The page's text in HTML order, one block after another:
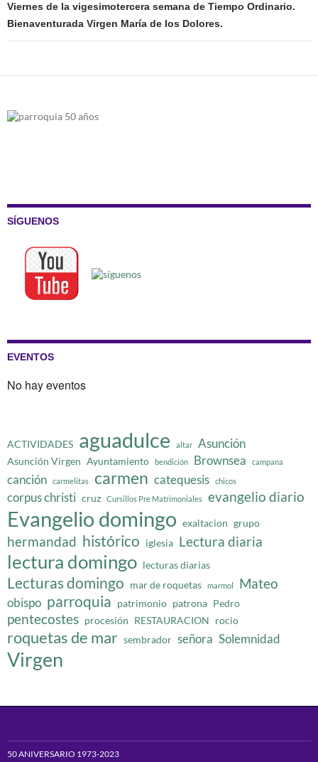
Viernes de la vigesimotercera semana de Tiempo Ordinario.
Bienaventurada Virgen María de los Dolores.
SÍGUENOS
EVENTOS
No hay eventos
ACTIVIDADES aguadulce altar Asunción
Asunción Virgen Ayuntamiento bendición Brownsea campana
canción carmelitas carmen catequesis chicos
corpus christi cruz Cursillos Pre Matrimoniales evangelio diario
Evangelio domingo exaltacion grupo
hermandad histórico iglesia Lectura diaria
lectura domingo lecturas diarias
Lecturas domingo mar de roquetas marmol Mateo
obispo parroquia patrimonio patrona Pedro
pentecostes procesión RESTAURACION rocio
roquetas de mar sembrador señora Solemnidad
Virgen
50 ANIVERSARIO 1973-2023